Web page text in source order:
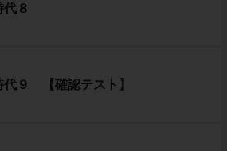
代８
代９ 【確認テスト】